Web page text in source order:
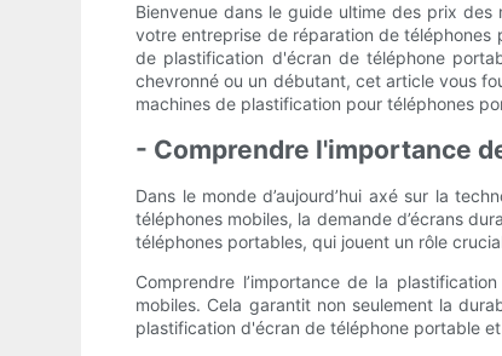
Bienvenue dans le guide ultime des prix
votre entreprise de réparation de téléphones
de plastification d'écran de téléphone
chevronné ou un débutant, cet article vous
machines de plastification pour téléphones
- Comprendre l'importance
Dans le monde d’aujourd’hui axé sur la
téléphones mobiles, la demande d’écrans
téléphones portables, qui jouent un rôle
Comprendre l’importance de la
mobiles. Cela garantit non seulement la
plastification d'écran de téléphone portable